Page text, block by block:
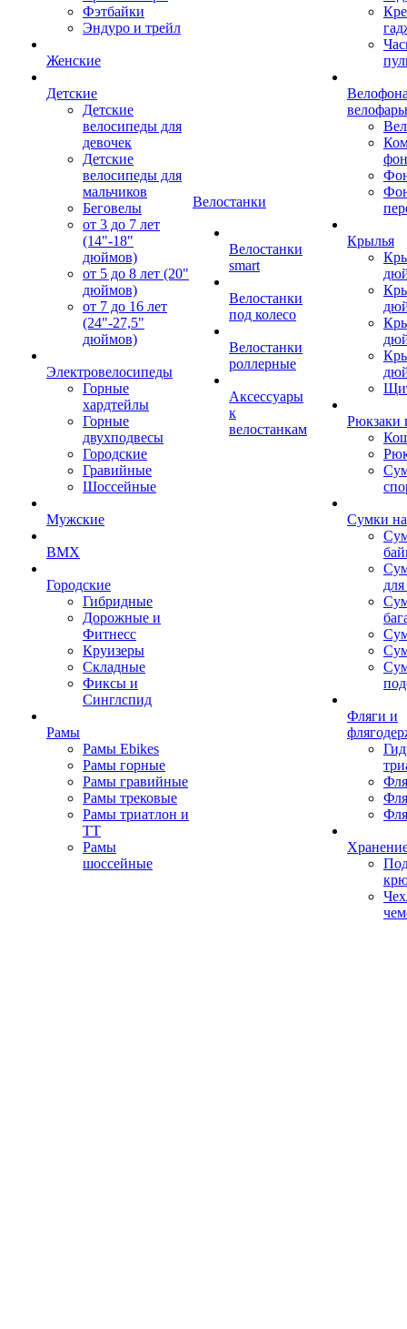
Фэтбайки
Эндуро и трейл
Женские
Детские
Детские
велосипеды для
девочек
Детские
велосипеды для
мальчиков
Беговелы
от 3 до 7 лет
(14"-18"
дюймов)
от 5 до 8 лет (20"
дюймов)
от 7 до 16 лет
(24"-27,5"
дюймов)
Электровелосипеды
Горные
хардтейлы
Горные
двухподвесы
Городские
Гравийные
Шоссейные
Мужские
BMX
Городские
Гибридные
Дорожные и
Фитнесс
Круизеры
Складные
Фиксы и
Синглспид
Рамы
Рамы Ebikes
Рамы горные
Рамы гравийные
Рамы трековые
Рамы триатлон и
ТТ
Рамы
шоссейные
Велостанки
Велостанки
smart
Велостанки
под колесо
Велостанки
роллерные
Аксессуары
к
велостанкам
велофары
Крылья
Рюкзаки
Сумки
Фляги и